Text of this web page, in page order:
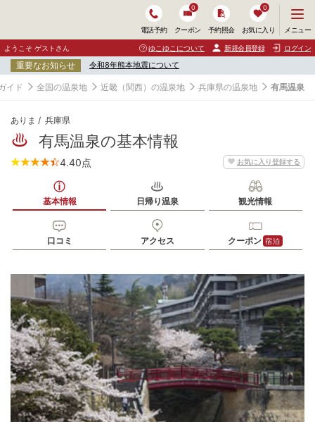
電話予約 クーポン
0
予約照会 お気に入り
0
ニ
ュ
ー
開
く
メニュー
ようこそ ゲストさん ゆこゆこについて 新規会員登録 ログイン
重要なお知らせ 令和8年熊本地震について
イド 全国の温泉地 近畿（関西）の温泉地 兵庫県の温泉地 有馬温泉
ありま 兵庫県
有馬温泉の基本情報
お気に入り登録する
4.40点
基本情報 日帰り温泉 観光情報
口コミ アクセス クーポン 宿泊